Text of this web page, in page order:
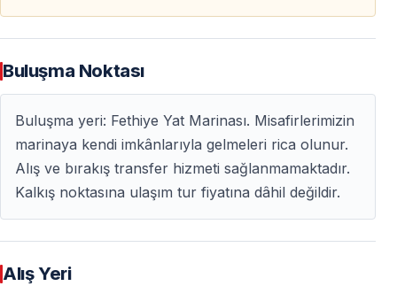
Buluşma Noktası
Buluşma yeri: Fethiye Yat Marinası. Misafirlerimizin
marinaya kendi imkânlarıyla gelmeleri rica olunur.
Alış ve bırakış transfer hizmeti sağlanmamaktadır.
Kalkış noktasına ulaşım tur fiyatına dâhil değildir.
Alış Yeri